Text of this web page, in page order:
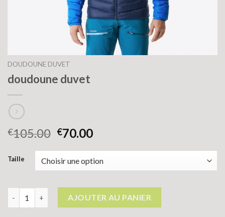
DOUDOUNE DUVET
doudoune duvet
€105.00 €70.00
Taille
quantité de doudoune duvetAJOUTER AU PANIER